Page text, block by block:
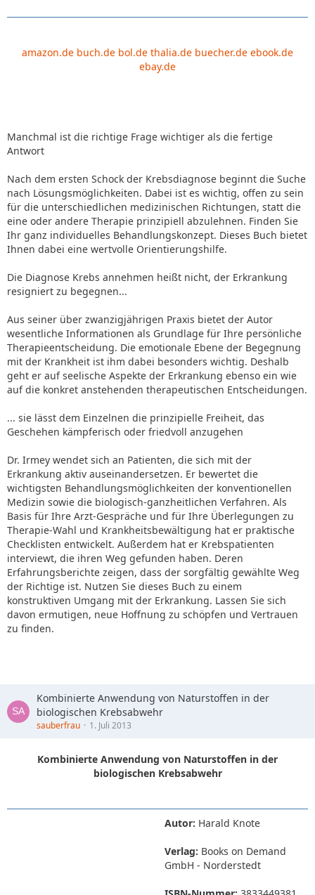
amazon.de buch.de bol.de thalia.de buecher.de ebook.de
ebay.de
Manchmal ist die richtige Frage wichtiger als die fertige
Antwort
Nach dem ersten Schock der Krebsdiagnose beginnt die Suche
nach Lösungsmöglichkeiten. Dabei ist es wichtig, offen zu sein
für die unterschiedlichen medizinischen Richtungen, statt die
eine oder andere Therapie prinzipiell abzulehnen. Finden Sie
Ihr ganz individuelles Behandlungskonzept. Dieses Buch bietet
Ihnen dabei eine wertvolle Orientierungshilfe.
Die Diagnose Krebs annehmen heißt nicht, der Erkrankung
resigniert zu begegnen...
Aus seiner über zwanzigjährigen Praxis bietet der Autor
wesentliche Informationen als Grundlage für Ihre persönliche
Therapieentscheidung. Die emotionale Ebene der Begegnung
mit der Krankheit ist ihm dabei besonders wichtig. Deshalb
geht er auf seelische Aspekte der Erkrankung ebenso ein wie
auf die konkret anstehenden therapeutischen Entscheidungen.
... sie lässt dem Einzelnen die prinzipielle Freiheit, das
Geschehen kämpferisch oder friedvoll anzugehen
Dr. Irmey wendet sich an Patienten, die sich mit der
Erkrankung aktiv auseinandersetzen. Er bewertet die
wichtigsten Behandlungsmöglichkeiten der konventionellen
Medizin sowie die biologisch-ganzheitlichen Verfahren. Als
Basis für Ihre Arzt-Gespräche und für Ihre Überlegungen zu
Therapie-Wahl und Krankheitsbewältigung hat er praktische
Checklisten entwickelt. Außerdem hat er Krebspatienten
interviewt, die ihren Weg gefunden haben. Deren
Erfahrungsberichte zeigen, dass der sorgfältig gewählte Weg
der Richtige ist. Nutzen Sie dieses Buch zu einem
konstruktiven Umgang mit der Erkrankung. Lassen Sie sich
davon ermutigen, neue Hoffnung zu schöpfen und Vertrauen
zu finden.
Kombinierte Anwendung von Naturstoffen in der
biologischen Krebsabwehr
sauberfrau 1. Juli 2013
Kombinierte Anwendung von Naturstoffen in der
biologischen Krebsabwehr
Autor: Harald Knote
Verlag: Books on Demand
GmbH - Norderstedt